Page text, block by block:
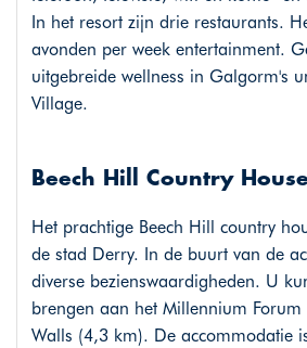
In het resort zijn drie restaurants.
avonden per week entertainment.
uitgebreide wellness in Galgorm's
Village.
Beech Hill Country
Het prachtige Beech Hill country
de stad Derry. In de buurt van de
diverse bezienswaardigheden. U
brengen aan het Millennium
Walls (4,3 km). De accommodatie